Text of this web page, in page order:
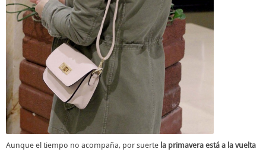
Aunque el tiempo no acompaña, por suerte la primavera está a la vuelta